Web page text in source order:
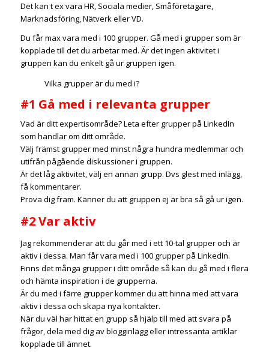
Det kan t ex vara HR, Sociala medier, Småföretagare,
Marknadsföring, Nätverk eller VD.
Du får max vara med i 100 grupper. Gå med i grupper som är
kopplade till det du arbetar med. Är det ingen aktivitet i
gruppen kan du enkelt gå ur gruppen igen.
Vilka grupper är du med i?
#1 Gå med i relevanta grupper
Vad är ditt expertisområde? Leta efter grupper på LinkedIn
som handlar om ditt område.
Välj främst grupper med minst några hundra medlemmar och
utifrån pågående diskussioner i gruppen.
Är det låg aktivitet, välj en annan grupp. Dvs glest med inlägg,
få kommentarer.
Prova dig fram. Känner du att gruppen ej är bra så gå ur igen.
#2 Var aktiv
Jag rekommenderar att du går med i ett 10-tal grupper och är
aktiv i dessa. Man får vara med i 100 grupper på LinkedIn.
Finns det många grupper i ditt område så kan du gå med i flera
och hämta inspiration i de grupperna.
Är du med i färre grupper kommer du att hinna med att vara
aktiv i dessa och skapa nya kontakter.
När du väl har hittat en grupp så hjälp till med att svara på
frågor, dela med dig av blogginlägg eller intressanta artiklar
kopplade till ämnet.